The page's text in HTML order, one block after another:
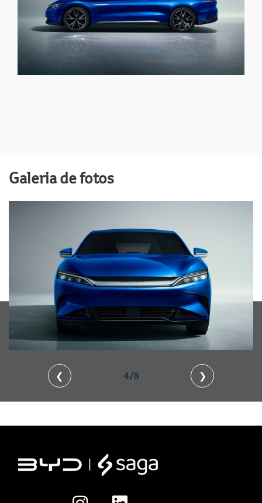
Galeria de fotos
❮ 4/8 ❯